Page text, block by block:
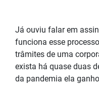
Já ouviu falar em
funciona esse
trâmites de uma
exista há quase duas
da pandemia ela